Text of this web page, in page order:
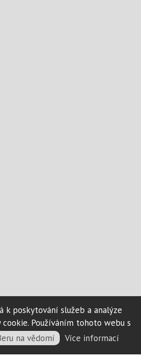
k poskytování služeb a analýze
cookie. Používáním tohoto webu s
na vědomí Více informací